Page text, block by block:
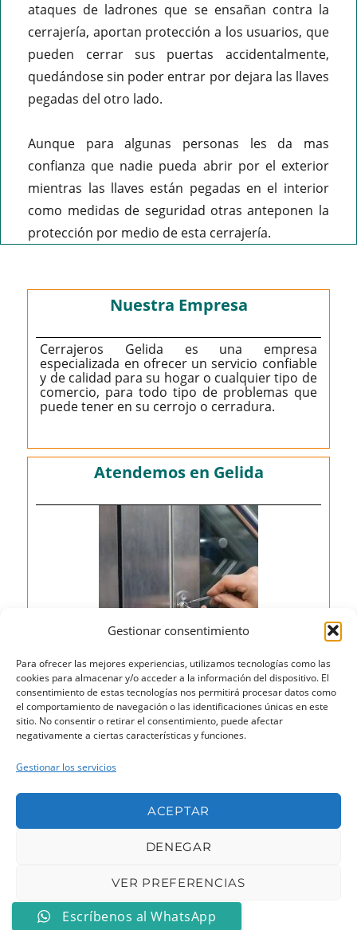
Gestionar consentimiento
Para ofrecer las mejores experiencias, utilizamos tecnologías como las
cookies para almacenar y/o acceder a la información del dispositivo. El
consentimiento de estas tecnologías nos permitirá procesar datos como
el comportamiento de navegación o las identificaciones únicas en este
sitio. No consentir o retirar el consentimiento, puede afectar
negativamente a ciertas características y funciones.
Gestionar los servicios
ACEPTAR
DENEGAR
VER PREFERENCIAS
Política de cookies
ataques de ladrones que se ensañan contra la
cerrajería, aportan protección a los usuarios, que
pueden cerrar sus puertas accidentalmente,
quedándose sin poder entrar por dejara las llaves
pegadas del otro lado.
Aunque para algunas personas les da mas
confianza que nadie pueda abrir por el exterior
mientras las llaves están pegadas en el interior
como medidas de seguridad otras anteponen la
protección por medio de esta cerrajería.
Nuestra Empresa
Cerrajeros Gelida es una empresa
especializada en ofrecer un servicio confiable
y de calidad para su hogar o cualquier tipo de
comercio, para todo tipo de problemas que
puede tener en su cerrojo o cerradura.
Atendemos en Gelida
Formas de pago
Escríbenos al WhatsApp